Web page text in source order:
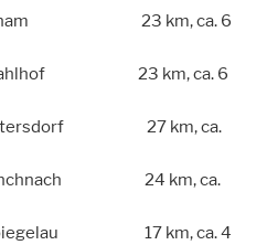
23 km, ca. 6
23 km, ca. 6
27 km, ca.
24 km, ca.
17 km, ca. 4